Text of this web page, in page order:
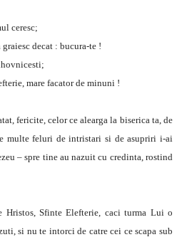
ceresc;
decat : bucura-te !
mare facator de minuni !
fericite, celor ce alearga la biserica ta, de
multe feluri de intristari si de asupriri i-ai
– spre tine au nazuit cu credinta, rostind
Hristos, Sfinte Elefterie, caci turma Lui o
si nu te intorci de catre cei ce scapa sub